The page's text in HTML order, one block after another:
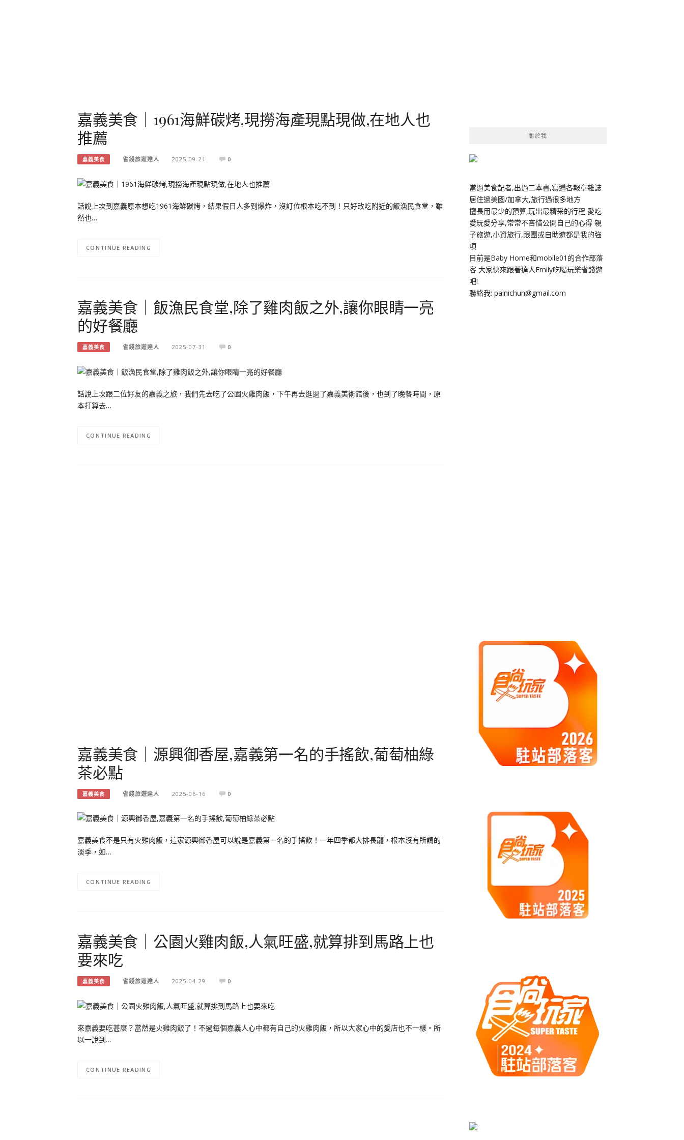
嘉義美食｜1961海鮮碳烤,現撈海產現點現做,在地人也
推薦
嘉義美食 省錢旅遊達人 2025-09-21 0
話說上次到嘉義原本想吃1961海鮮碳烤，結果假日人多到爆炸，沒訂位根本吃不到！只好改吃附近的飯漁民食堂，雖
然也…
CONTINUE READING
嘉義美食｜飯漁民食堂,除了雞肉飯之外,讓你眼睛一亮
的好餐廳
嘉義美食 省錢旅遊達人 2025-07-31 0
話說上次跟二位好友的嘉義之旅，我們先去吃了公園火雞肉飯，下午再去逛過了嘉義美術館後，也到了晚餐時間，原
本打算去…
CONTINUE READING
嘉義美食｜源興御香屋,嘉義第一名的手搖飲,葡萄柚綠
茶必點
嘉義美食 省錢旅遊達人 2025-06-16 0
嘉義美食不是只有火雞肉飯，這家源興御香屋可以說是嘉義第一名的手搖飲！一年四季都大排長龍，根本沒有所謂的
淡季，如…
CONTINUE READING
嘉義美食｜公園火雞肉飯,人氣旺盛,就算排到馬路上也
要來吃
嘉義美食 省錢旅遊達人 2025-04-29 0
來嘉義要吃甚麼？當然是火雞肉飯了！不過每個嘉義人心中都有自己的火雞肉飯，所以大家心中的愛店也不一樣。所
以一說到…
CONTINUE READING
關於我
當過美食記者,出過二本書,寫遍各報章雜誌
居住過美國/加拿大,旅行過很多地方
擅長用最少的預算,玩出最精采的行程 愛吃
愛玩愛分享,常常不吝惜公開自己的心得 親
子旅遊,小資旅行,跟團或自助遊都是我的強
項
目前是Baby Home和mobile01的合作部落
客 大家快來跟著達人Emily吃喝玩樂省錢遊
吧!
聯絡我: painichun@gmail.com